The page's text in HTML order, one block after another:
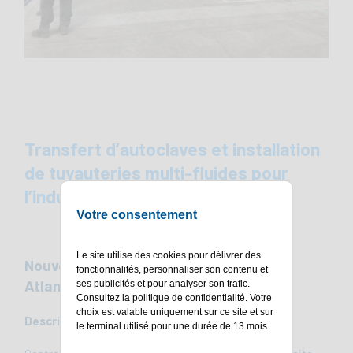
Transfert d’autoclaves et installation
de tuyauteries multi-fluides pour
l’industrie manufacturière
Nouvelle ligne d’assemblage (Loire
Atlantique 44)
Description du projet
Votre consentement
Le site utilise des cookies pour délivrer des
fonctionnalités, personnaliser son contenu et
ses publicités et pour analyser son trafic.
Consultez lapolitique de confidentialité . Votre
choix est valable uniquement sur ce site et sur
le terminal utilisé pour une durée de 13 mois.